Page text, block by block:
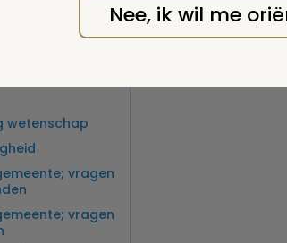
wetenschap
vragen
vragen
Nee, ik wil me